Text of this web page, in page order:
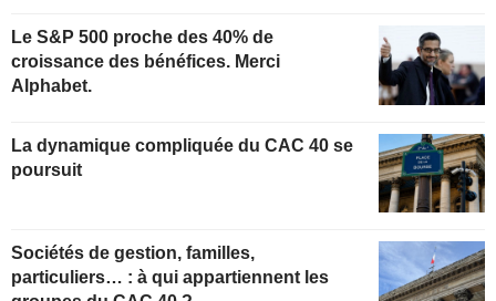
Le S&P 500 proche des 40% de
croissance des bénéfices. Merci
Alphabet.
La dynamique compliquée du CAC 40 se
poursuit
Sociétés de gestion, familles,
particuliers… : à qui appartiennent les